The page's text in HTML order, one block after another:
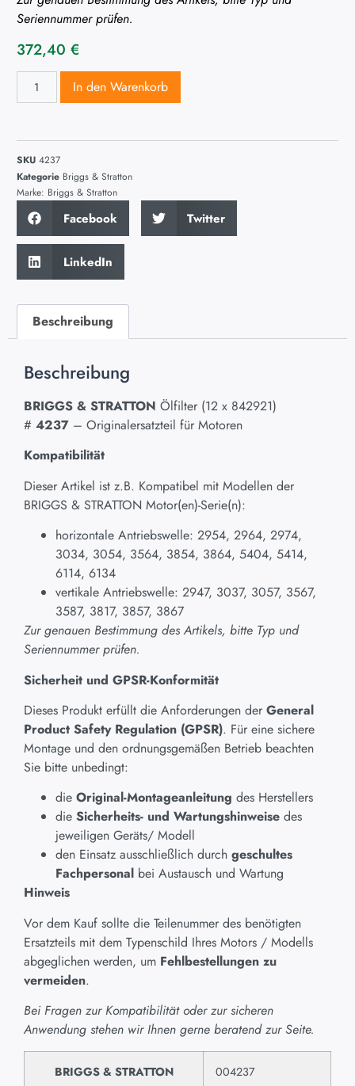
Seriennummer prüfen.
372,40 €
In den Warenkorb
SKU 4237
Kategorie Briggs & Stratton
Marke: Briggs & Stratton
Facebook Twitter
LinkedIn
Beschreibung
Beschreibung
BRIGGS & STRATTON Ölfilter (12 x 842921)
# 4237 – Originalersatzteil für Motoren
Kompatibilität
Dieser Artikel ist z.B. Kompatibel mit Modellen der
BRIGGS & STRATTON Motor(en)-Serie(n):
horizontale Antriebswelle: 2954, 2964, 2974,
3034, 3054, 3564, 3854, 3864, 5404, 5414,
6114, 6134
vertikale Antriebswelle: 2947, 3037, 3057, 3567,
3587, 3817, 3857, 3867
Zur genauen Bestimmung des Artikels, bitte Typ und
Seriennummer prüfen.
Sicherheit und GPSR-Konformität
Dieses Produkt erfüllt die Anforderungen der General
Product Safety Regulation (GPSR). Für eine sichere
Montage und den ordnungsgemäßen Betrieb beachten
Sie bitte unbedingt:
die Original-Montageanleitung des Herstellers
die Sicherheits- und Wartungshinweise des
jeweiligen Geräts/ Modell
den Einsatz ausschließlich durch geschultes
Fachpersonal bei Austausch und Wartung
Hinweis
Vor dem Kauf sollte die Teilenummer des benötigten
Ersatzteils mit dem Typenschild Ihres Motors / Modells
abgeglichen werden, um Fehlbestellungen zu
vermeiden.
Bei Fragen zur Kompatibilität oder zur sicheren
Anwendung stehen wir Ihnen gerne beratend zur Seite.
BRIGGS & STRATTON 004237